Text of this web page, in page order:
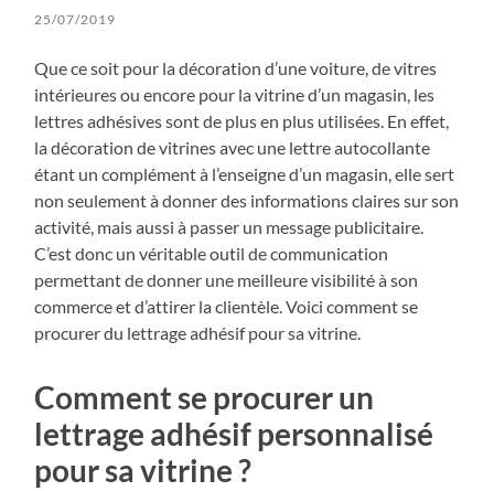
25/07/2019
Que ce soit pour la décoration d’une voiture, de vitres
intérieures ou encore pour la vitrine d’un magasin, les
lettres adhésives sont de plus en plus utilisées. En effet,
la décoration de vitrines avec une lettre autocollante
étant un complément à l’enseigne d’un magasin, elle sert
non seulement à donner des informations claires sur son
activité, mais aussi à passer un message publicitaire.
C’est donc un véritable outil de communication
permettant de donner une meilleure visibilité à son
commerce et d’attirer la clientèle. Voici comment se
procurer du lettrage adhésif pour sa vitrine.
Comment se procurer un
lettrage adhésif personnalisé
pour sa vitrine ?